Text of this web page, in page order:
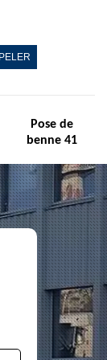
Pose de
benne 41